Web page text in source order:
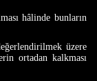
hâlinde bunların
üzere
ortadan kalkması